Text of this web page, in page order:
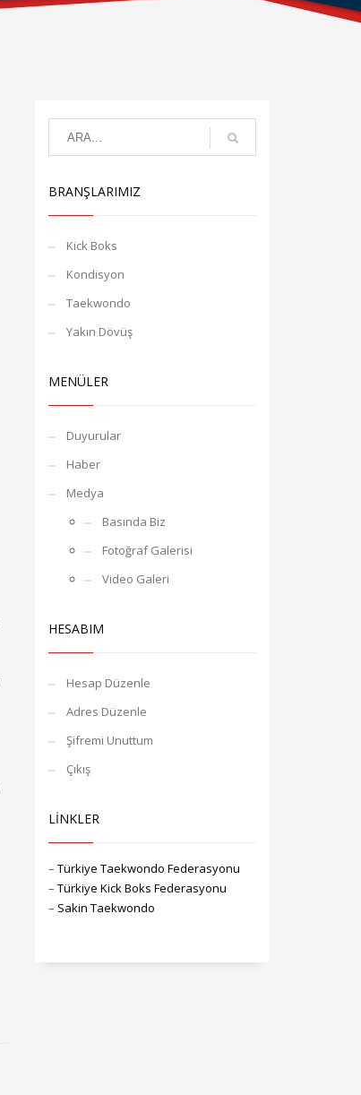
BRANŞLARIMIZ
Kick Boks
Kondisyon
Taekwondo
Yakın Dövüş
MENÜLER
Duyurular
Haber
Medya
Basında Biz
Fotoğraf Galerisi
Video Galeri
HESABIM
Hesap Düzenle
Adres Düzenle
Şifremi Unuttum
Çıkış
LİNKLER
– Türkiye Taekwondo Federasyonu
– Türkiye Kick Boks Federasyonu
– Sakin Taekwondo